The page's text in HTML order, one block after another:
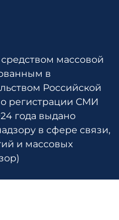
массовой
в
Российской
регистрации СМИ
года выдано
в сфере связи,
и массовых